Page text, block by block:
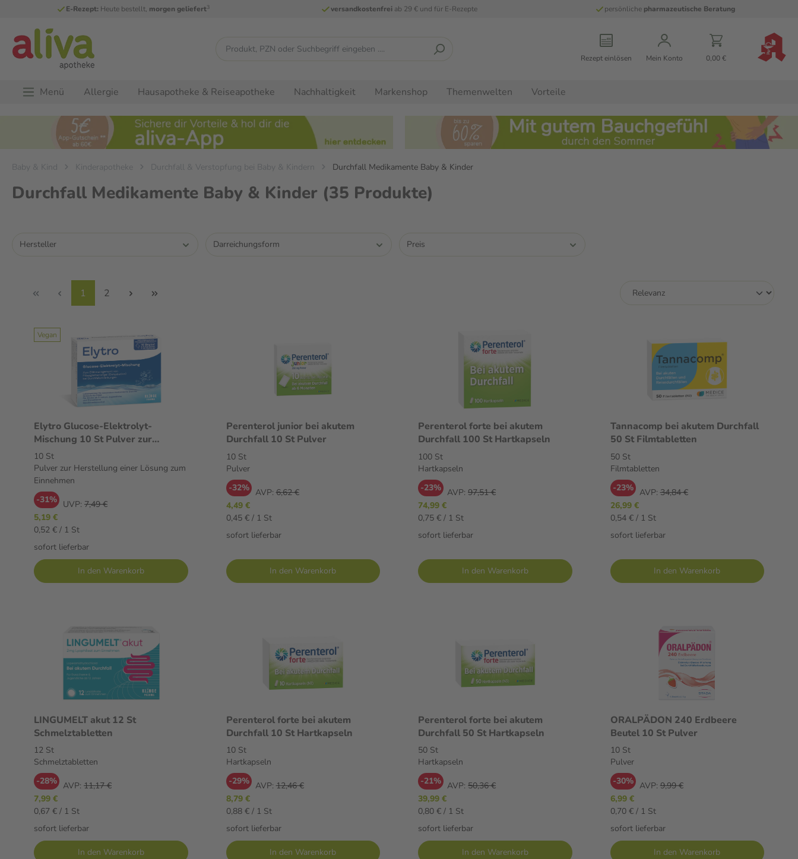
E-Rezept: Heute bestellt, morgen geliefert3 versandkostenfreiab 29 € und für E-Rezepte persönliche pharmazeutische Beratung
Rezept einlösen Mein Konto 0,00 €
Menü Allergie Hausapotheke & Reiseapotheke Nachhaltigkeit Markenshop Themenwelten Vorteile
Baby & Kind Kinderapotheke Durchfall & Verstopfung bei Baby & Kindern Durchfall Medikamente Baby & Kinder
Durchfall Medikamente Baby & Kinder (35 Produkte)
Hersteller Darreichungsform Preis
1 2
Vegan
Elytro Glucose-Elektrolyt-
Mischung 10 St Pulver zur
Herstellung einer Lösung zum
Einnehmen
10 St
Pulver zur Herstellung einer Lösung zum
Einnehmen
-31% UVP: 7,49 €
5,19 €
0,52 € / 1 St
sofort lieferbar
In den Warenkorb
Perenterol junior bei akutem
Durchfall 10 St Pulver
10 St
Pulver
-32% AVP: 6,62 €
4,49 €
0,45 € / 1 St
sofort lieferbar
In den Warenkorb
Perenterol forte bei akutem
Durchfall 100 St Hartkapseln
100 St
Hartkapseln
-23% AVP: 97,51 €
74,99 €
0,75 € / 1 St
sofort lieferbar
In den Warenkorb
Tannacomp bei akutem Durchfall
50 St Filmtabletten
50 St
Filmtabletten
-23% AVP: 34,84 €
26,99 €
0,54 € / 1 St
sofort lieferbar
In den Warenkorb
LINGUMELT akut 12 St
Schmelztabletten
12 St
Schmelztabletten
-28% AVP: 11,17 €
7,99 €
0,67 € / 1 St
sofort lieferbar
In den Warenkorb
Perenterol forte bei akutem
Durchfall 10 St Hartkapseln
10 St
Hartkapseln
-29% AVP: 12,46 €
8,79 €
0,88 € / 1 St
sofort lieferbar
In den Warenkorb
Perenterol forte bei akutem
Durchfall 50 St Hartkapseln
50 St
Hartkapseln
-21% AVP: 50,36 €
39,99 €
0,80 € / 1 St
sofort lieferbar
In den Warenkorb
ORALPÄDON 240 Erdbeere
Beutel 10 St Pulver
10 St
Pulver
-30% AVP: 9,99 €
6,99 €
0,70 € / 1 St
sofort lieferbar
In den Warenkorb